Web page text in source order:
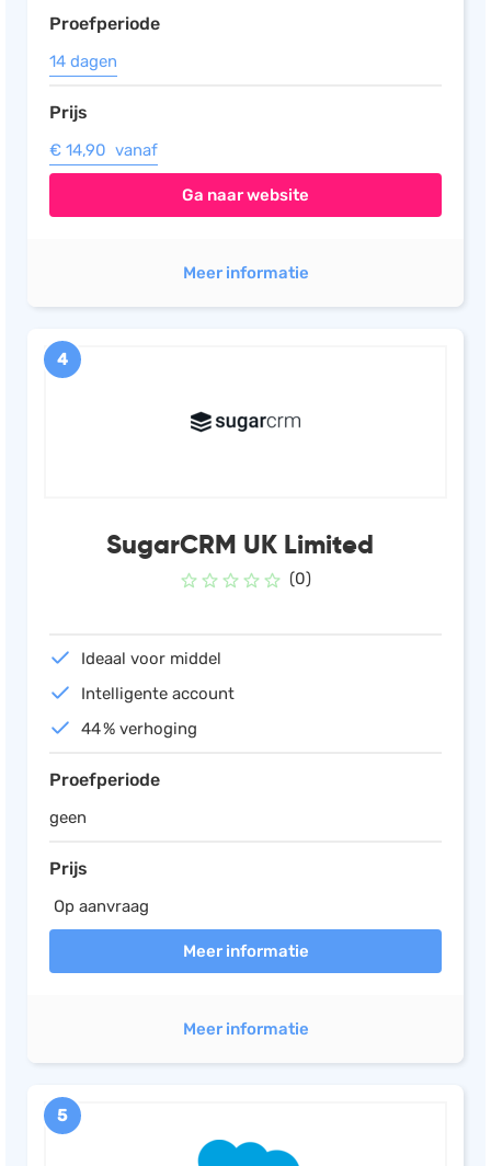
Proefperiode
14 dagen
Prijs
€ 14,90 vanaf
Ga naar website
Meer informatie
4
SugarCRM UK Limited
(0)
Ideaal voor middel
Intelligente account
44 % verhoging
Proefperiode
geen
Prijs
Op aanvraag
Meer informatie
Meer informatie
5